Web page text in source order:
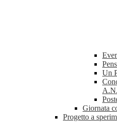
Un
Giornata
Progetto a